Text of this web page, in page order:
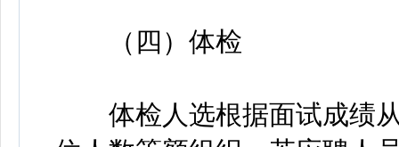
（四）体检
体检人选根据面试成绩从